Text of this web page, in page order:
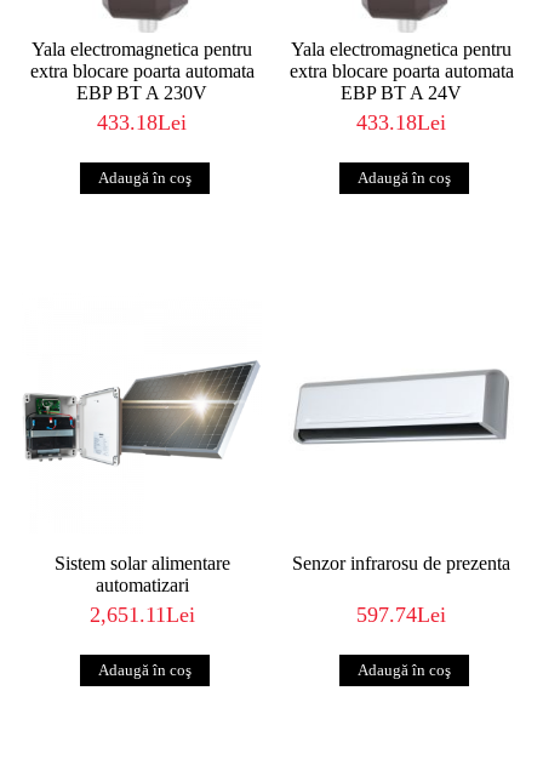
Yala electromagnetica pentru
extra blocare poarta automata
EBP BT A 230V
433.18Lei
Yala electromagnetica pentru
extra blocare poarta automata
EBP BT A 24V
433.18Lei
Sistem solar alimentare
automatizari
2,651.11Lei
Senzor infrarosu de prezenta
597.74Lei